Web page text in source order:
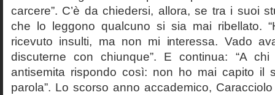
carcere”. C’è da chiedersi, allora, se tra i suoi
che lo leggono qualcuno si sia mai ribellato.
ricevuto insulti, ma non mi interessa. Vado
discuterne con chiunque”. E continua: “A
antisemita rispondo così: non ho mai capito il
parola”. Lo scorso anno accademico,